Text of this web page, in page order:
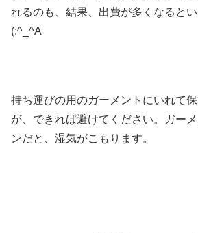
れるのも、結果、出費が多くなると
(;^_^A
持ち運びの用のガーメントにいれて
が、できれば避けてください。ガー
ンだと、湿気がこもります。